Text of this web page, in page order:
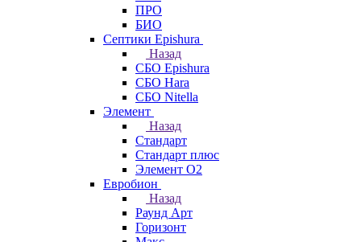
ПРО
БИО
Септики Epishura
Назад
СБО Epishura
СБО Hara
СБО Nitella
Элемент
Назад
Стандарт
Стандарт плюс
Элемент О2
Евробион
Назад
Раунд Арт
Горизонт